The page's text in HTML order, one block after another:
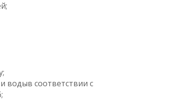
соответствии с